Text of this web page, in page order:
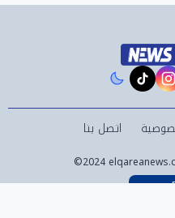
instagram
tiktok
اتصل بنا
©2024